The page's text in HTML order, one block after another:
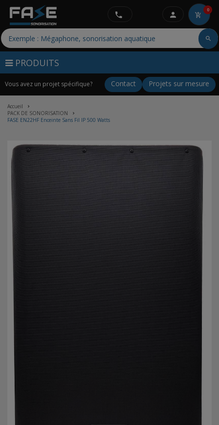
PRODUITS
Vous avez un projet spécifique? Projets sur mesure
Contact
0
Accueil
PACK DE SONORISATION
FASE EN22HF Enceinte Sans Fil IP 500 Watts